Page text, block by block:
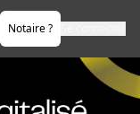
Notaire ?